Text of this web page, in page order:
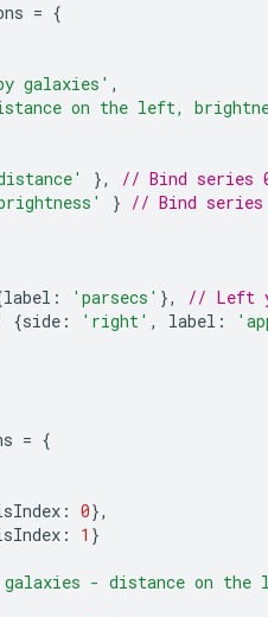
= {
galaxies' ,
on the left,
},
// Bind series
} // Bind
label : 'parsecs' },
// Left
{side : 'right' , label :
= {
: 0},
: 1 }
galaxies - distance on